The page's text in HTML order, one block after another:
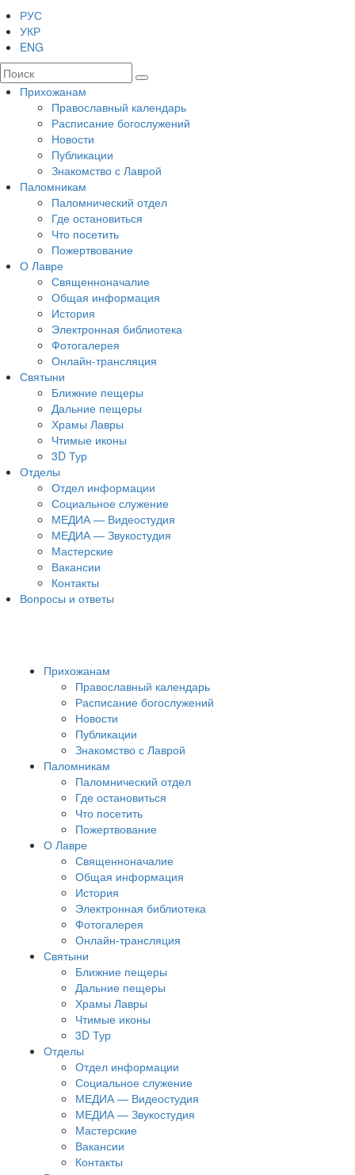
РУС
УКР
ENG
Прихожанам
Православный календарь
Расписание богослужений
Новости
Публикации
Знакомство с Лаврой
Паломникам
Паломнический отдел
Где остановиться
Что посетить
Пожертвование
О Лавре
Священноначалие
Общая информация
История
Электронная библиотека
Фотогалерея
Онлайн-трансляция
Святыни
Ближние пещеры
Дальние пещеры
Храмы Лавры
Чтимые иконы
3D Тур
Отделы
Отдел информации
Социальное служение
МЕДИА — Видеостудия
МЕДИА — Звукостудия
Мастерские
Вакансии
Контакты
Вопросы и ответы
Прихожанам
Православный календарь
Расписание богослужений
Новости
Публикации
Знакомство с Лаврой
Паломникам
Паломнический отдел
Где остановиться
Что посетить
Пожертвование
О Лавре
Священноначалие
Общая информация
История
Электронная библиотека
Фотогалерея
Онлайн-трансляция
Святыни
Ближние пещеры
Дальние пещеры
Храмы Лавры
Чтимые иконы
3D Тур
Отделы
Отдел информации
Социальное служение
МЕДИА — Видеостудия
МЕДИА — Звукостудия
Мастерские
Вакансии
Контакты